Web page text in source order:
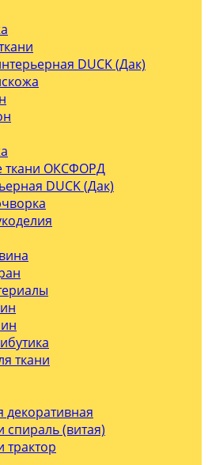
DUCK (Дак)
ткани ОКСФОРД
DUCK (Дак)
ткани
(витая)